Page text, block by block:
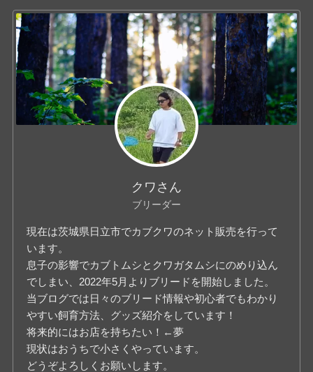
クワさん
ブリーダー
現在は茨城県日立市でカブクワのネット販売を行って
います。
息子の影響でカブトムシとクワガタムシにのめり込ん
でしまい、2022年5月よりブリードを開始しました。
当ブログでは日々のブリード情報や初心者でもわかり
やすい飼育方法、グッズ紹介をしています！
将来的にはお店を持ちたい！←夢
現状はおうちで小さくやっています。
どうぞよろしくお願いします。